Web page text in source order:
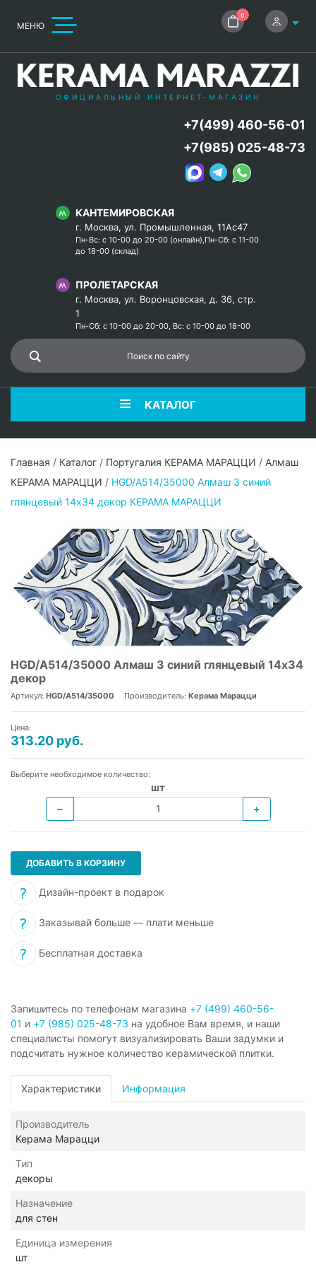
МЕНЮ
0
ОФИЦИАЛЬНЫЙ ИНТЕРНЕТ-МАГАЗИН
КАНТЕМИРОВСКАЯ
г. Москва, ул. Промышленная, 11Ас47
Пн-Вс: с 10-00 до 20-00 (онлайн),Пн-Сб: с 11-00
до 18-00 (склад)
ПРОЛЕТАРСКАЯ
г. Москва, ул. Воронцовская, д. 36, стр.
1
Пн-Сб: с 10-00 до 20-00, Вс: с 10-00 до 18-00
+7(499) 460-56-01
+7(985) 025-48-73
КАТАЛОГ
Главная / Каталог / Португалия КЕРАМА МАРАЦЦИ / Алмаш
КЕРАМА МАРАЦЦИ / HGD/A514/35000 Алмаш 3 синий
глянцевый 14х34 декор КЕРАМА МАРАЦЦИ
HGD/A514/35000 Алмаш 3 синий глянцевый 14х34
декор
Артикул: HGD/A514/35000 Производитель: Керама Марацци
Цена:
313.20 руб.
Выберите необходимое количество:
шт
−
+
ДОБАВИТЬ В КОРЗИНУ
Дизайн-проект в подарок
Заказывай больше — плати меньше
Бесплатная доставка
Запишитесь по телефонам магазина +7 (499) 460-56-
01 и +7 (985) 025-48-73 на удобное Вам время, и наши
специалисты помогут визуализировать Ваши задумки и
подсчитать нужное количество керамической плитки.
Характеристики Информация
Производитель
Керама Марацци
Тип
декоры
Назначение
для стен
Единица измерения
шт